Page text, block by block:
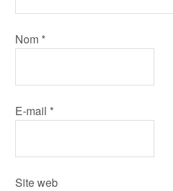
Nom *
E-mail *
Site web